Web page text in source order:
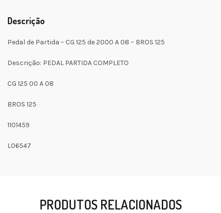
Descrição
Pedal de Partida – CG 125 de 2000 A 08 – BROS 125
Descrição: PEDAL PARTIDA COMPLETO
CG 125 00 A 08
BROS 125
1101459
L06547
PRODUTOS RELACIONADOS